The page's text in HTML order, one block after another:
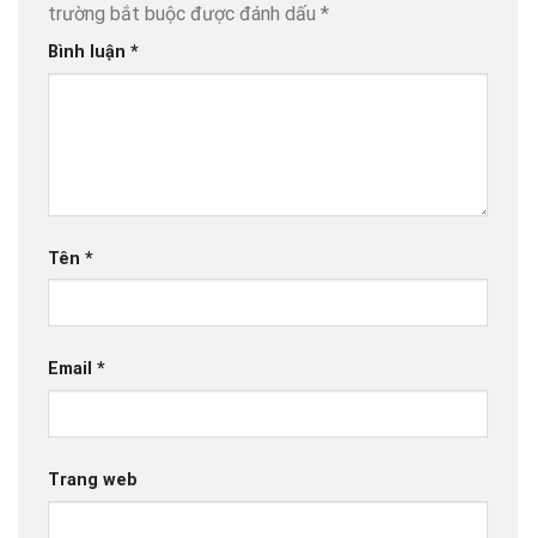
trường bắt buộc được đánh dấu *
Bình luận *
Tên *
Email *
Trang web